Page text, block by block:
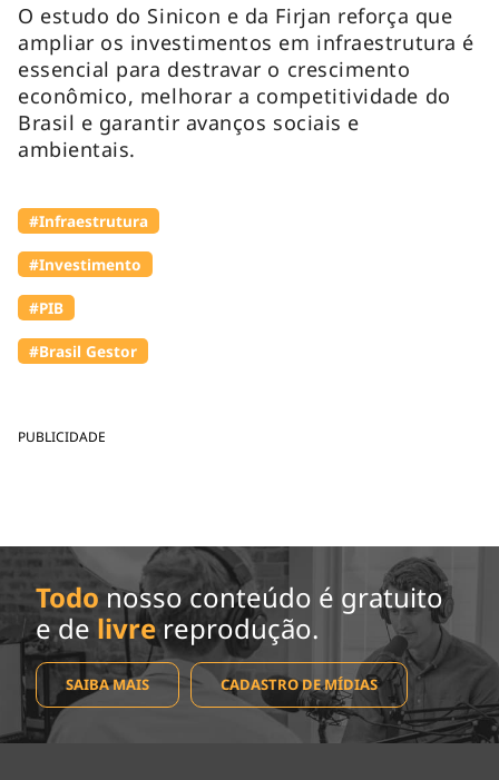
PUBLICIDADE
O estudo do Sinicon e da Firjan reforça que
ampliar os investimentos em infraestrutura é
essencial para destravar o crescimento
econômico, melhorar a competitividade do
Brasil e garantir avanços sociais e
ambientais.
#Infraestrutura
#Investimento
#PIB
#Brasil Gestor
Todo nosso conteúdo é gratuito
e de livrereprodução.
SAIBA MAIS CADASTRO DE MÍDIAS